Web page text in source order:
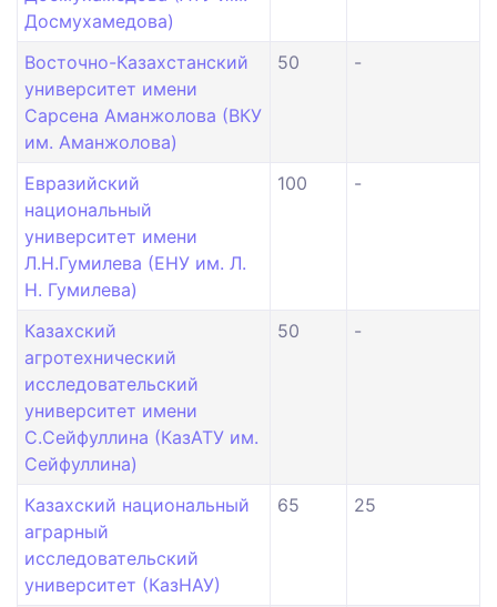
Досмухамедова)
Восточно-Казахстанский
университет имени
Сарсена Аманжолова (ВКУ
им. Аманжолова)
50 -
Евразийский
национальный
университет имени
Л.Н.Гумилева (ЕНУ им. Л.
Н. Гумилева)
100 -
Казахский
агротехнический
исследовательский
университет имени
С.Сейфуллина (КазАТУ им.
Сейфуллина)
50 -
Казахский национальный
аграрный
исследовательский
университет (КазНАУ)
65 25